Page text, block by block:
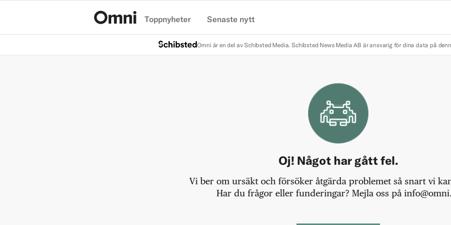
Toppnyheter Senaste nytt
Omni är en del av Schibsted Media. Schibsted News Media AB är ansvarig för dina data på
Oj! Något har gått fel.
Vi ber om ursäkt och försöker åtgärda problemet så snart vi
Har du frågor eller funderingar? Mejla oss på